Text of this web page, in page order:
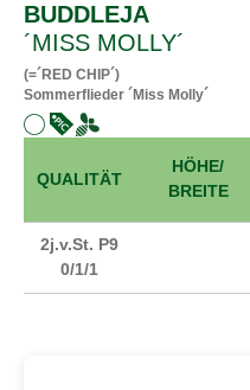
BUDDLEJA
´MISS MOLLY´
(=´RED CHIP´)
Sommerflieder ´Miss Molly´
QUALITÄT
HÖHE/
BREITE
2j.v.St. P9
0/1/1